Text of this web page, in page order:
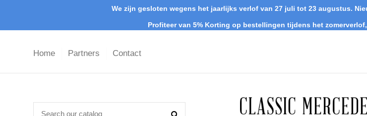
We zijn gesloten wegens het jaarlijks verlof van 27 juli tot 23 augustus.
Profiteer van 5% Korting op bestellingen tijdens het
Home Partners Contact